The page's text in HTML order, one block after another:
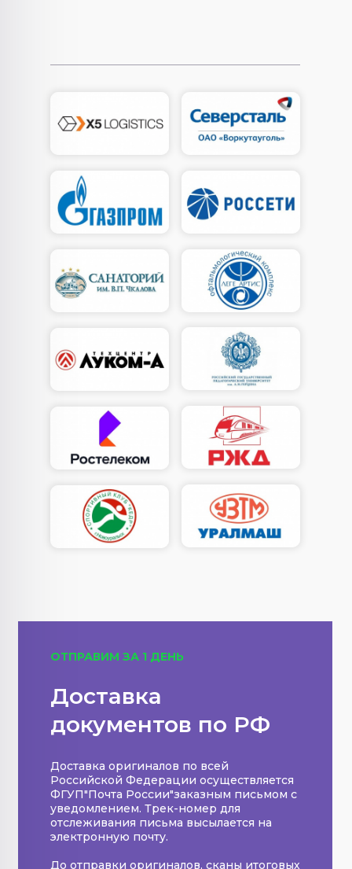
Доставка
документов по РФ
Доставка оригиналов по всей
Российской Федерации осуществляется
ФГУП"Почта России"заказным письмом с
уведомлением. Трек-номер для
отслеживания письма высылается на
электронную почту.
До отправки оригиналов, сканы итоговых
ОТПРАВИМ ЗА 1 ДЕНЬ